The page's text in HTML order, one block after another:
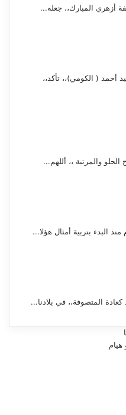
أزهري المبارك،، جعله...
أحمد ( الكومي)،، تأكد،،
والمرتبة ،، أللهم...
البدء بتربية أمثال هؤلا...
المتصوفة،، في بلادنا...